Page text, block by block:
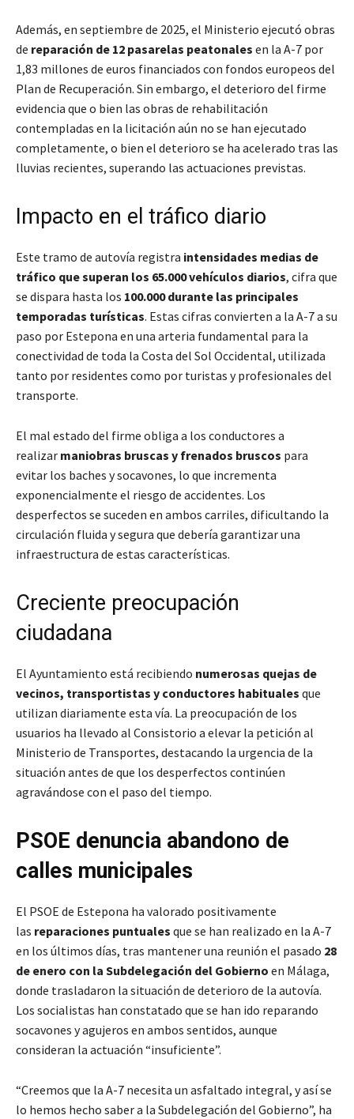
Además, en septiembre de 2025, el Ministerio ejecutó obras
de reparación de 12 pasarelas peatonales en la A-7 por
1,83 millones de euros financiados con fondos europeos del
Plan de Recuperación. Sin embargo, el deterioro del firme
evidencia que o bien las obras de rehabilitación
contempladas en la licitación aún no se han ejecutado
completamente, o bien el deterioro se ha acelerado tras las
lluvias recientes, superando las actuaciones previstas.
Impacto en el tráfico diario
Este tramo de autovía registra intensidades medias de
tráfico que superan los 65.000 vehículos diarios, cifra que
se dispara hasta los 100.000 durante las principales
temporadas turísticas. Estas cifras convierten a la A-7 a su
paso por Estepona en una arteria fundamental para la
conectividad de toda la Costa del Sol Occidental, utilizada
tanto por residentes como por turistas y profesionales del
transporte.
El mal estado del firme obliga a los conductores a
realizar maniobras bruscas y frenados bruscos para
evitar los baches y socavones, lo que incrementa
exponencialmente el riesgo de accidentes. Los
desperfectos se suceden en ambos carriles, dificultando la
circulación fluida y segura que debería garantizar una
infraestructura de estas características.
Creciente preocupación
ciudadana
El Ayuntamiento está recibiendo numerosas quejas de
vecinos, transportistas y conductores habituales que
utilizan diariamente esta vía. La preocupación de los
usuarios ha llevado al Consistorio a elevar la petición al
Ministerio de Transportes, destacando la urgencia de la
situación antes de que los desperfectos continúen
agravándose con el paso del tiempo.
PSOE denuncia abandono de
calles municipales
El PSOE de Estepona ha valorado positivamente
las reparaciones puntuales que se han realizado en la A-7
en los últimos días, tras mantener una reunión el pasado 28
de enero con la Subdelegación del Gobierno en Málaga,
donde trasladaron la situación de deterioro de la autovía.
Los socialistas han constatado que se han ido reparando
socavones y agujeros en ambos sentidos, aunque
consideran la actuación “insuficiente”.
“Creemos que la A-7 necesita un asfaltado integral, y así se
lo hemos hecho saber a la Subdelegación del Gobierno”, ha